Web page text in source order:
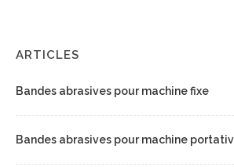
ARTICLES
Bandes abrasives pour machine fixe
Bandes abrasives pour machine